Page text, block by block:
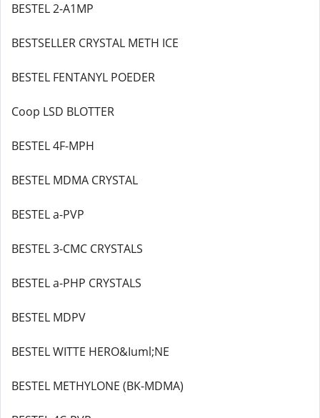
BESTEL 2-A1MP
BESTSELLER CRYSTAL METH ICE
BESTEL FENTANYL POEDER
Coop LSD BLOTTER
BESTEL 4F-MPH
BESTEL MDMA CRYSTAL
BESTEL a-PVP
BESTEL 3-CMC CRYSTALS
BESTEL a-PHP CRYSTALS
BESTEL MDPV
BESTEL WITTE HERO&Iuml;NE
BESTEL METHYLONE (BK-MDMA)